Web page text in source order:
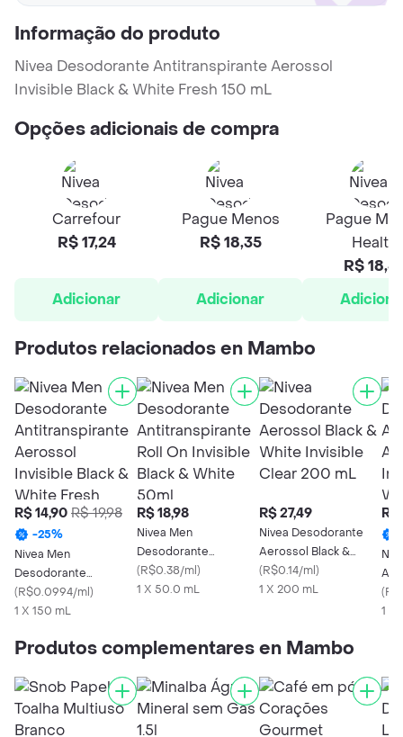
Informação do produto
Nivea Desodorante Antitranspirante Aerossol
Invisible Black & White Fresh 150 mL
Opções adicionais de compra
Carrefour
R$ 17,24
Adicionar
Pague Menos
R$ 18,35
Adicionar
Pague
Health
R$
Produtos relacionados en Mambo
R$ 14,90 R$ 19,98
-25%
Nivea Men
Desodorante
Antitranspirante
Aerossol Invisible
150ml
(R$0.0994/ml)
1 X 150 mL
R$ 18,98
Nivea Men
Desodorante
Antitranspirante Roll
On Invisible Black &
(R$0.38/ml)
1 X 50.0 mL
R$ 27,49
Nivea Desodorante
Aerossol Black &
White Invisible Clear
200 mL
(R$0.14/ml)
1 X 200 mL
R$
(
1 X
Produtos complementares en Mambo